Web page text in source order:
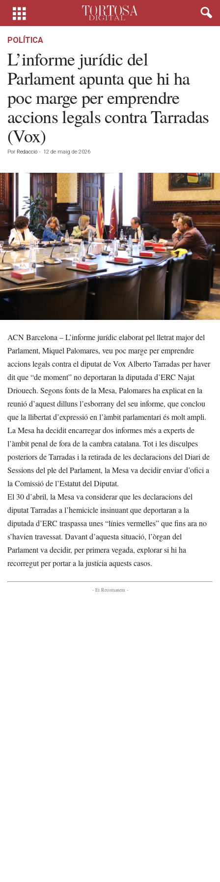
POLÍTICA
L’informe jurídic del
Parlament apunta que hi ha
poc marge per emprendre
accions legals contra Tarradas
(Vox)
Por Redacció - 12 de maig de 2026
ACN Barcelona – L’informe jurídic elaborat pel lletrat major del
Parlament, Miquel Palomares, veu poc marge per emprendre
accions legals contra el diputat de Vox Alberto Tarradas per haver
dit que “de moment” no deportaran la diputada d’ERC Najat
Driouech. Segons fonts de la Mesa, Palomares ha explicat en la
reunió d’aquest dilluns l’esborrany del seu informe, que conclou
que la llibertat d’expressió en l’àmbit parlamentari és molt ampli.
La Mesa ha decidit encarregar dos informes més a experts de
l’àmbit penal de fora de la cambra catalana. Tot i les disculpes
posteriors de Tarradas i la retirada de les declaracions del Diari de
Sessions del ple del Parlament, la Mesa va decidir enviar d’ofici a
la Comissió de l’Estatut del Diputat.
El 30 d’abril, la Mesa va considerar que les declaracions del
diputat Tarradas a l’hemicicle insinuant que deportaran a la
diputada d’ERC traspassa unes “línies vermelles” que fins ara no
s’havien travessat. Davant d’aquesta situació, l’òrgan del
Parlament va decidir, per primera vegada, explorar si hi ha
recorregut per portar a la justícia aquests casos.
- Et Recomanem -